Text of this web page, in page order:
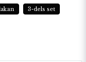
3-dels set